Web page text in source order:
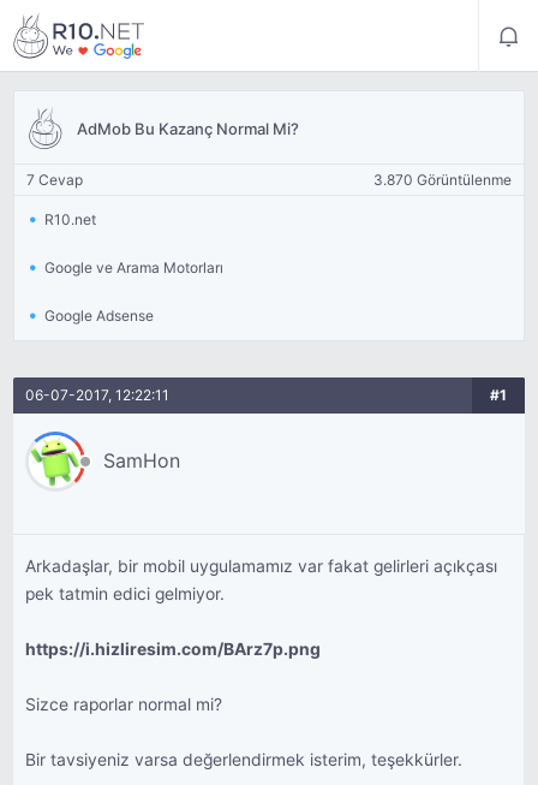
AdMob Bu Kazanç Normal Mi?
7 Cevap 3.870 Görüntülenme
R10.net
Google ve Arama Motorları
Google Adsense
06-07-2017, 12:22:11 #1
SamHon
Arkadaşlar, bir mobil uygulamamız var fakat gelirleri açıkçası
pek tatmin edici gelmiyor.
https://i.hizliresim.com/BArz7p.png
Sizce raporlar normal mi?
Bir tavsiyeniz varsa değerlendirmek isterim, teşekkürler.